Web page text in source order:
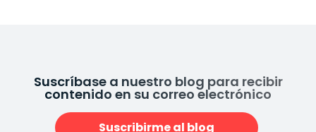
Suscríbase a nuestro blog para recibir
contenido en su correo electrónico
Suscribirme al blog